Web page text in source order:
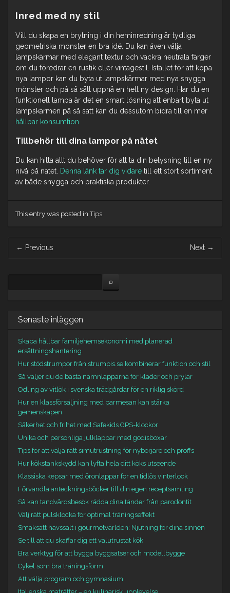
Inred med ny stil
Vill du skapa en brytning i din heminredning är tydliga
geometriska mönster en bra idé. Du kan även välja
lampskärmar med elegant textur och vackra neutrala färger
om du föredrar en rustik eller vintagestil. Istället för att köpa
nya lampor kan du byta ut lampskärmar med nya snygga
mönster och på så sätt uppnå en helt ny design. Har du en
funktionell lampa är det en smart lösning att enbart byta ut
lampskärmen på så sätt kan du dessutom bidra till en mer
hållbar konsumtion
Tillbehör till dina lampor på nätet
Du kan hitta allt du behöver för att ta din belysning till en ny
nivå på nätet. Denna länk tar dig vidare till ett stort sortiment
av både snygga och praktiska produkter.
This entry was posted inTips
navigation
← Previous Next →
Senaste inläggen
Skapa hållbar familjehemsekonomi med planerad
ersättningshantering
Hur stödstrumpor från strumpis.se kombinerar funktion och stil
Så väljer du de bästa namnlapparna för kläder och prylar
Odling av vitlök i svenska trädgårdar för en riklig skörd
Hur en klassförsäljning med parmesan kan stärka
gemenskapen
Säkerhet och frihet med Safekids GPS-klockor
Unika och personliga julklappar med godisboxar
Tips för att välja rätt simutrustning för nybörjare och proffs
Hur kökstänkskydd kan lyfta hela ditt köks utseende
Klassiska kepsar med öronlappar för en tidlös vinterlook
Förvandla anteckningsböcker till din egen receptsamling
Så kan tandvårdsbesök rädda dina tänder från parodontit
Välj rätt pulsklocka för optimal träningseffekt
Smaksatt havssalt i gourmetvärlden: Njutning för dina sinnen
Se till att du skaffar dig ett välutrustat kök
Bra verktyg för att bygga byggsatser och modellbygge
Cykel som bra träningsform
Att välja program och gymnasium